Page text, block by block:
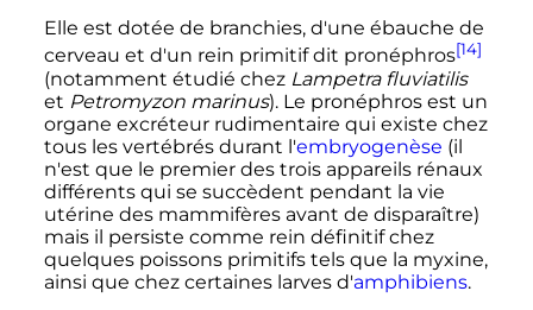
Elle est dotée de branchies, d'une ébauche de
cerveau et d'un rein primitif dit pronéphros[14]
(notamment étudié chez Lampetra fluviatilis
et Petromyzon marinus). Le pronéphros est un
organe excréteur rudimentaire qui existe chez
tous les vertébrés durant l'embryogenèse (il
n'est que le premier des trois appareils rénaux
différents qui se succèdent pendant la vie
utérine des mammifères avant de disparaître)
mais il persiste comme rein définitif chez
quelques poissons primitifs tels que la myxine,
ainsi que chez certaines larves d'amphibiens.